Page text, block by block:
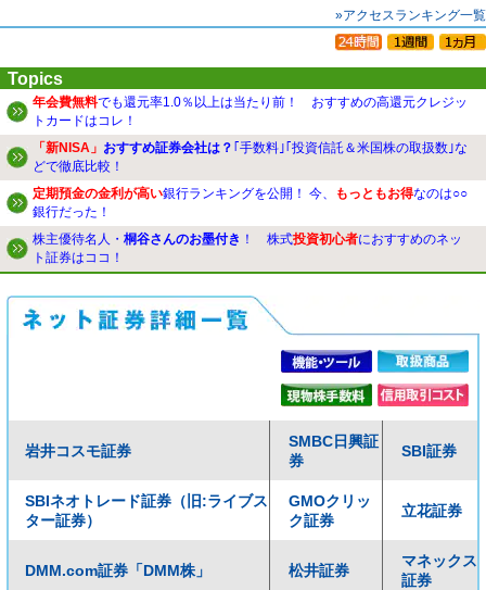
»アクセスランキング一覧
Topics
年会費無料でも還元率1.0％以上は当たり前！ おすすめの高還元クレジッ
トカードはコレ！
「新NISA」 おすすめ証券会社は？ ｢手数料｣｢投資信託＆米国株の取扱数｣な
どで徹底比較！
定期預金の金利が高い銀行ランキングを公開！ 今、 もっともお得なのは○○
銀行だった！
株主優待名人・ 桐谷さんのお墨付き ！ 株式投資初心者におすすめのネッ
ト証券はココ！
岩井コスモ証券
SMBC日興証
券
SBI証券
SBIネオトレード証券（旧:ライブス
ター証券）
GMOクリッ
ク証券
立花証券
DMM.com証券「DMM株」 松井証券
マネックス
証券